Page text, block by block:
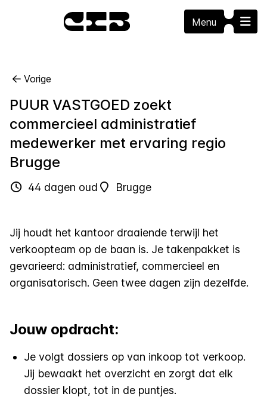
Menu
Vorige
PUUR VASTGOED zoekt
commercieel administratief
medewerker met ervaring regio
Brugge
44 dagen oud Brugge
Jij houdt het kantoor draaiende terwijl het
verkoopteam op de baan is. Je takenpakket is
gevarieerd: administratief, commercieel en
organisatorisch. Geen twee dagen zijn dezelfde.
Jouw opdracht:
Je volgt dossiers op van inkoop tot verkoop.
Jij bewaakt het overzicht en zorgt dat elk
dossier klopt, tot in de puntjes.